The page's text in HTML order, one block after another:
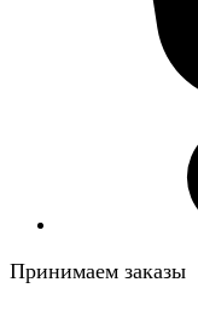
Принимаем заказы